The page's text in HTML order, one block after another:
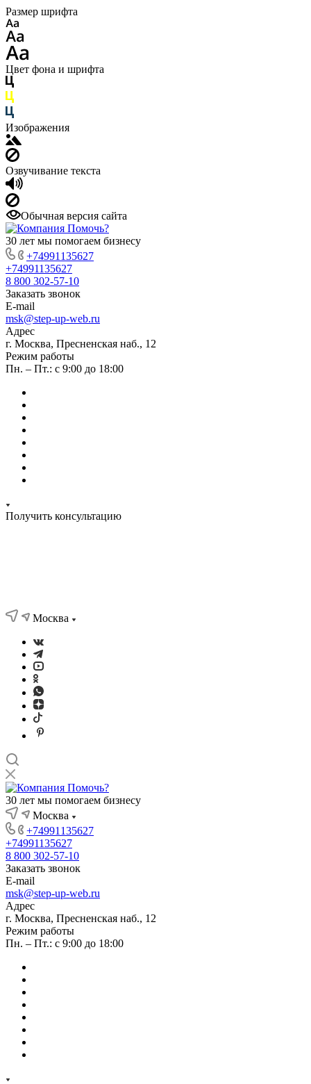
Размер шрифта
Цвет фона и шрифта
Изображения
Озвучивание текста
Обычная версия сайта
30 лет мы помогаем бизнесу
+74991135627
+74991135627
8 800 302-57-10
Заказать звонок
E-mail
msk@step-up-web.ru
Адрес
г. Москва, Пресненская наб., 12
Режим работы
Пн. – Пт.: с 9:00 до 18:00
Получить консультацию
Москва
30 лет мы помогаем бизнесу
Москва
+74991135627
+74991135627
8 800 302-57-10
Заказать звонок
E-mail
msk@step-up-web.ru
Адрес
г. Москва, Пресненская наб., 12
Режим работы
Пн. – Пт.: с 9:00 до 18:00